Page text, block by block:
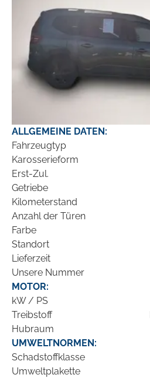
ALLGEMEINE DATEN:
Fahrzeugtyp
Karosserieform
Erst-Zul.
Getriebe
Kilometerstand
Anzahl der Türen
Farbe
Standort
Lieferzeit
Unsere Nummer
MOTOR:
kW / PS
Treibstoff
Hubraum
UMWELTNORMEN:
Schadstoffklasse
Umweltplakette